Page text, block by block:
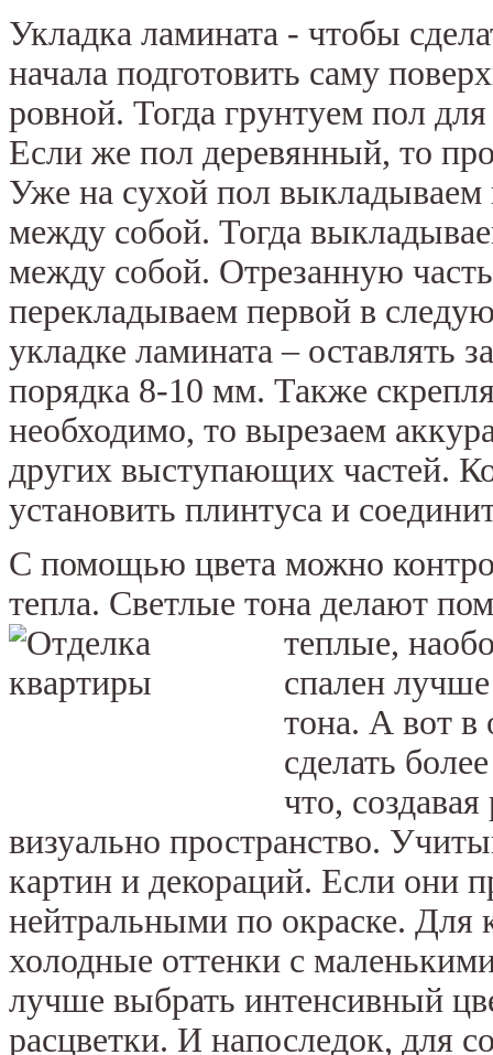
Укладка ламината - чтобы
начала подготовить саму
ровной. Тогда грунтуем пол
Если же пол деревянный, то
Уже на сухой пол выкладываем
между собой. Тогда
между собой. Отрезанную
перекладываем первой в
укладке ламината – оставлять
порядка 8-10 мм. Также
необходимо, то вырезаем
других выступающих частей.
установить плинтуса и
С помощью цвета можно
тепла. Светлые тона делают
теплые,
спален
тона. А вот
сделать
что,
визуально пространство.
картин и декораций. Если они
нейтральными по окраске. Для
холодные оттенки с
лучше выбрать интенсивный
расцветки. И напоследок, для